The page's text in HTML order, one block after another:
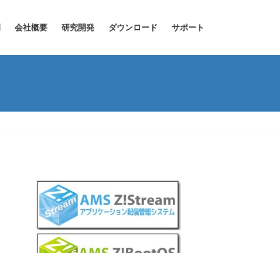
会社概要 研究開発 ダウンロード サポート